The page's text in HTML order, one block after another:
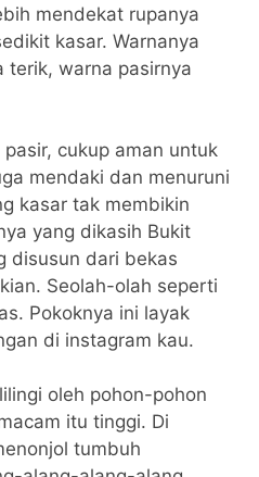
mendekat rupanya
kasar. Warnanya
terik, warna pasirnya
cukup aman untuk
mendaki dan menuruni
kasar tak membikin
yang dikasih Bukit
disusun dari bekas
Seolah-olah seperti
Pokoknya ini layak
di instagram kau.
oleh pohon-pohon
itu tinggi. Di
tumbuh